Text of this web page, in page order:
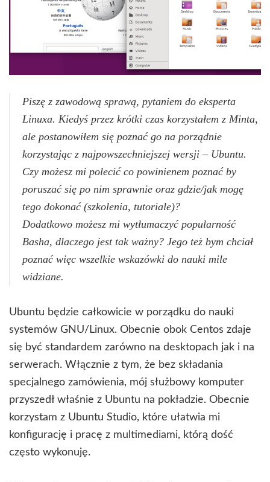
Piszę z zawodową sprawą, pytaniem do eksperta
Linuxa. Kiedyś przez krótki czas korzystałem z Minta,
ale postanowiłem się poznać go na porządnie
korzystając z najpowszechniejszej wersji – Ubuntu.
Czy możesz mi polecić co powinienem poznać by
poruszać się po nim sprawnie oraz gdzie/jak mogę
tego dokonać (szkolenia, tutoriale)?
Dodatkowo możesz mi wytłumaczyć popularność
Basha, dlaczego jest tak ważny? Jego też bym chciał
poznać więc wszelkie wskazówki do nauki mile
widziane.
Ubuntu będzie całkowicie w porządku do nauki
systemów GNU/Linux. Obecnie obok Centos zdaje
się być standardem zarówno na desktopach jak i na
serwerach. Włącznie z tym, że bez składania
specjalnego zamówienia, mój służbowy komputer
przyszedł właśnie z Ubuntu na pokładzie. Obecnie
korzystam z Ubuntu Studio, które ułatwia mi
konfigurację i pracę z multimediami, którą dość
często wykonuję.